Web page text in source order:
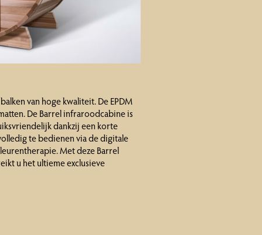
van hoge kwaliteit. De EPDM
De Barrel infraroodcabine is
dankzij een korte
te bedienen via de digitale
Met deze Barrel
u het ultieme exclusieve